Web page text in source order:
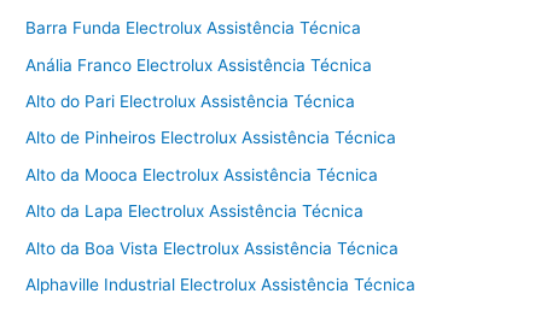
Barra Funda Electrolux Assistência Técnica
Anália Franco Electrolux Assistência Técnica
Alto do Pari Electrolux Assistência Técnica
Alto de Pinheiros Electrolux Assistência Técnica
Alto da Mooca Electrolux Assistência Técnica
Alto da Lapa Electrolux Assistência Técnica
Alto da Boa Vista Electrolux Assistência Técnica
Alphaville Industrial Electrolux Assistência Técnica